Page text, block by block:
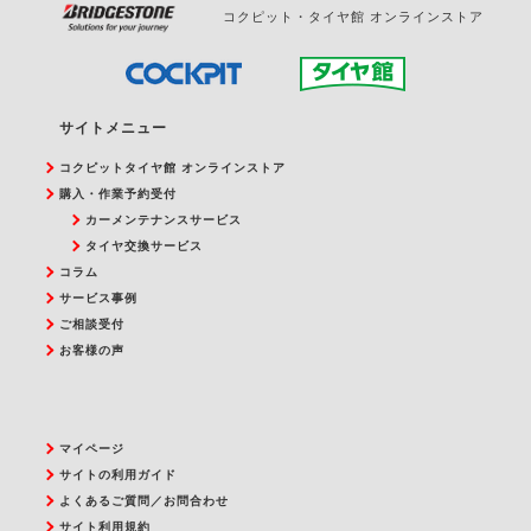
コクピット・タイヤ館 オンラインストア
サイトメニュー
コクピットタイヤ館 オンラインストア
購入・作業予約受付
カーメンテナンスサービス
タイヤ交換サービス
コラム
サービス事例
ご相談受付
お客様の声
マイページ
サイトの利用ガイド
よくあるご質問／お問合わせ
サイト利用規約